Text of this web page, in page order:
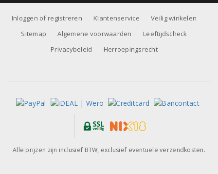
Inloggen of registreren Klantenservice
Veilig winkelen
Sitemap
Algemene voorwaarden
Leeftijdscheck
Privacybeleid
Herroepingsrecht
Alle prijzen zijn inclusief BTW, exclusief eventuele verzendkosten.